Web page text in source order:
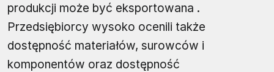
produkcji może być eksportowana .
Przedsiębiorcy wysoko ocenili także
dostępność materiałów, surowców i
komponentów oraz dostępność